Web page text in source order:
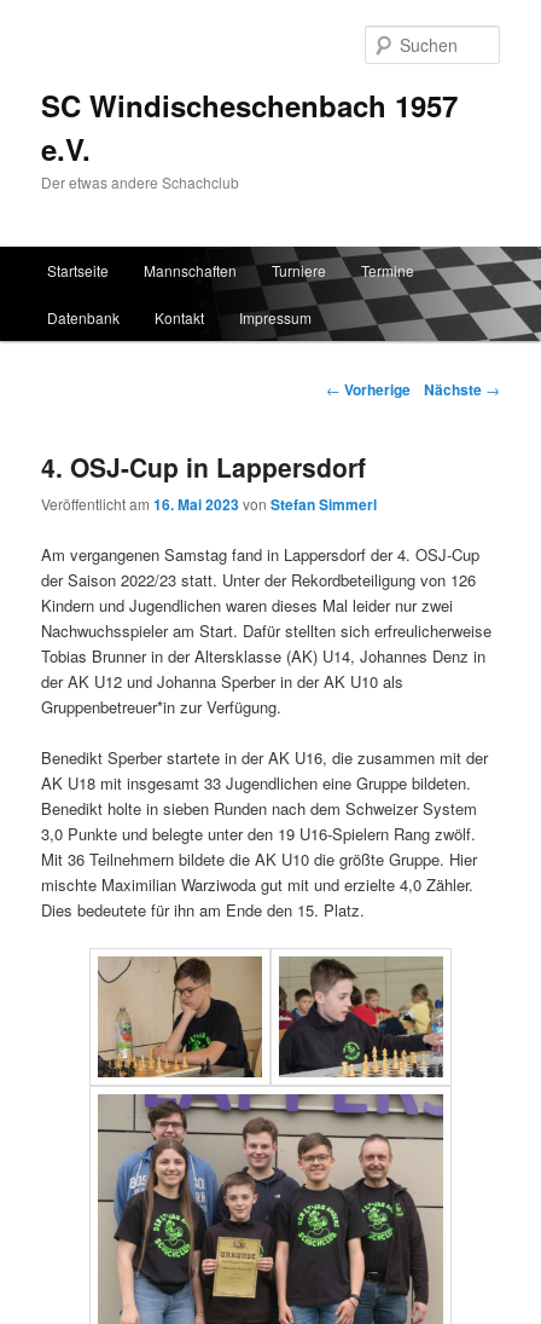
SC Windischeschenbach 1957
e.V.
Der etwas andere Schachclub
Zum Inhalt wechseln
Zum sekundären Inhalt wechseln
Startseite Mannschaften Turniere Termine
Datenbank Kontakt Impressum
Artikelnavigation
← Vorherige Nächste →
4. OSJ-Cup in Lappersdorf
Veröffentlicht am16. Mai 2023vonStefan Simmerl
Am vergangenen Samstag fand in Lappersdorf der 4. OSJ-Cup
der Saison 2022/23 statt. Unter der Rekordbeteiligung von 126
Kindern und Jugendlichen waren dieses Mal leider nur zwei
Nachwuchsspieler am Start. Dafür stellten sich erfreulicherweise
Tobias Brunner in der Altersklasse (AK) U14, Johannes Denz in
der AK U12 und Johanna Sperber in der AK U10 als
Gruppenbetreuer*in zur Verfügung.
Benedikt Sperber startete in der AK U16, die zusammen mit der
AK U18 mit insgesamt 33 Jugendlichen eine Gruppe bildeten.
Benedikt holte in sieben Runden nach dem Schweizer System
3,0 Punkte und belegte unter den 19 U16-Spielern Rang zwölf.
Mit 36 Teilnehmern bildete die AK U10 die größte Gruppe. Hier
mischte Maximilian Warziwoda gut mit und erzielte 4,0 Zähler.
Dies bedeutete für ihn am Ende den 15. Platz.